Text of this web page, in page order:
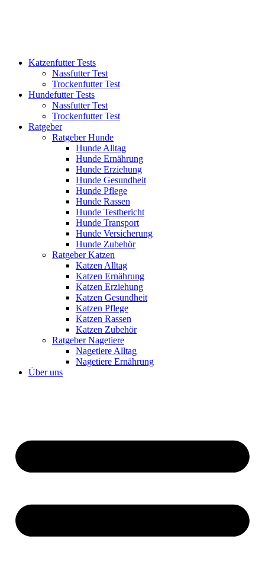
Katzenfutter Tests
Nassfutter Test
Trockenfutter Test
Hundefutter Tests
Nassfutter Test
Trockenfutter Test
Ratgeber
Ratgeber Hunde
Hunde Alltag
Hunde Ernährung
Hunde Erziehung
Hunde Gesundheit
Hunde Pflege
Hunde Rassen
Hunde Testbericht
Hunde Transport
Hunde Versicherung
Hunde Zubehör
Ratgeber Katzen
Katzen Alltag
Katzen Ernährung
Katzen Erziehung
Katzen Gesundheit
Katzen Pflege
Katzen Rassen
Katzen Zubehör
Ratgeber Nagetiere
Nagetiere Alltag
Nagetiere Ernährung
Über uns